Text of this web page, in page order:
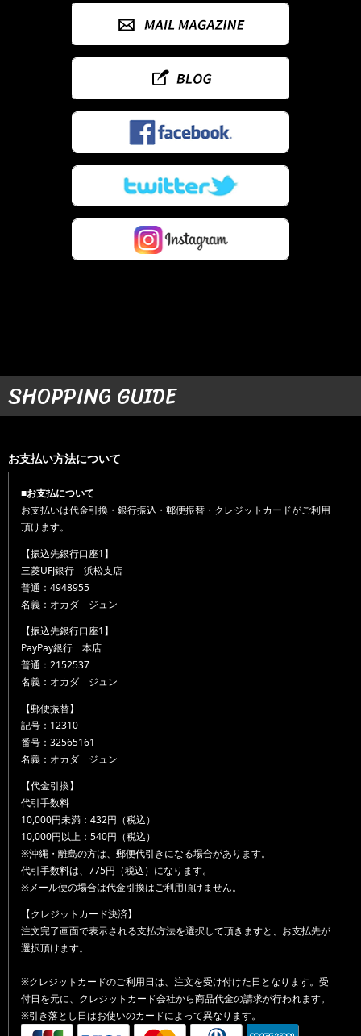
SHOPPING GUIDE
お支払い方法について
■お支払について
お支払いは代金引換・銀行振込・郵便振替・クレジットカードがご利用
頂けます。
【振込先銀行口座1】
三菱UFJ銀行 浜松支店
普通：4948955
名義：オカダ ジュン
【振込先銀行口座1】
PayPay銀行 本店
普通：2152537
名義：オカダ ジュン
【郵便振替】
記号：12310
番号：32565161
名義：オカダ ジュン
【代金引換】
代引手数料
10,000円未満：432円（税込）
10,000円以上：540円（税込）
※沖縄・離島の方は、郵便代引きになる場合があります。
代引手数料は、775円（税込）になります。
※メール便の場合は代金引換はご利用頂けません。
【クレジットカード決済】
注文完了画面で表示される支払方法を選択して頂きますと、お支払先が
選択頂けます。
※クレジットカードのご利用日は、注文を受け付けた日となります。受
付日を元に、クレジットカード会社から商品代金の請求が行われます。
※引き落とし日はお使いのカードによって異なります。